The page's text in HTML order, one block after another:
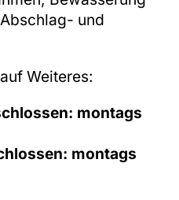
und
Weiteres:
montags
montags